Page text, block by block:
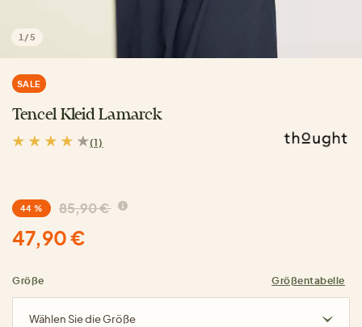
1 /5
SALE
Tencel Kleid Lamarck
(1)
44 % 85,90 €
47,90 €
Größe Größentabelle
Wählen Sie die Größe